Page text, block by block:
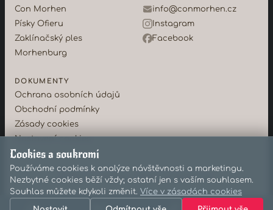
Con Morhen
Písky Ofieru
Zaklínačský ples
Morhenburg
info@conmorhen.cz
Instagram
Facebook
DOKUMENTY
Ochrana osobních údajů
Obchodní podmínky
Zásady cookies
Nastavení cookies
©2026 Con Morhen · Newitcherpatelní z.s.
Cookies a soukromí
Používáme cookies k analýze návštěvnosti a marketingu.
Nezbytné cookies běží vždy; ostatní jen s vaším souhlasem.
Souhlas můžete kdykoli změnit. Více v zásadách cookies